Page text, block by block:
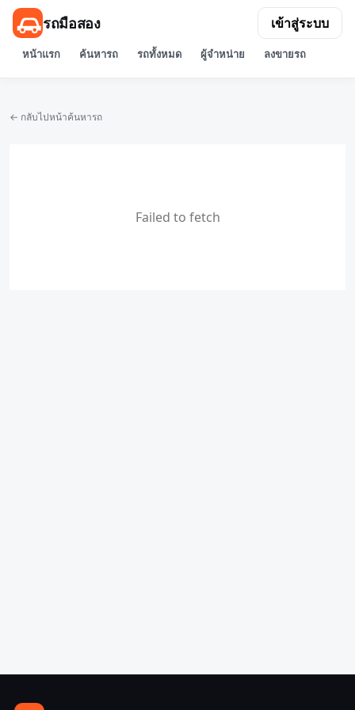
รถมือสอง
หน้าแรก ค้นหารถ รถทั้งหมด ผู้จำหน่าย ลงขายรถ
เข้าสู่ระบบ
← กลับไปหน้าค้นหารถ
Failed to fetch